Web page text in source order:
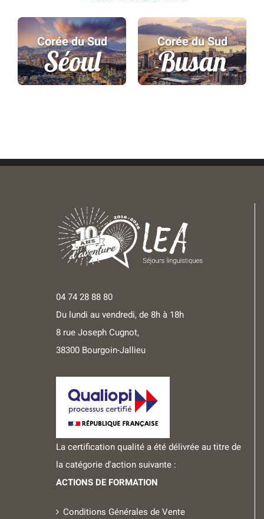
Japon
Kyoto
Corée du Sud
Séoul
04 74 28 88 80
Du lundi au vendredi, de 8h à 18h
8 rue Joseph Cugnot,
38300 Bourgoin-Jallieu
La certification qualité a été délivrée au titre de
la catégorie d'action suivante :
ACTIONS DE FORMATION
Conditions Générales de Vente